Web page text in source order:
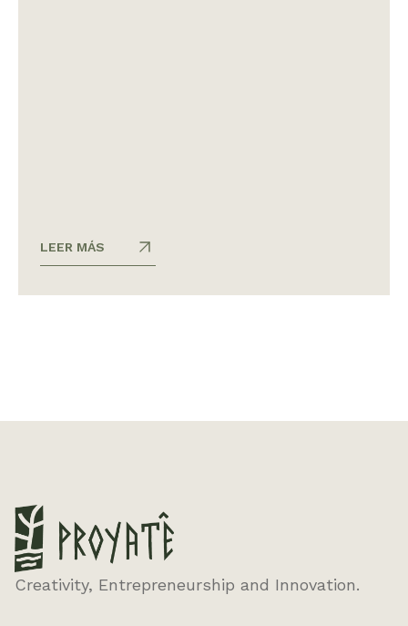
LEER MÁS
Creativity, Entrepreneurship and Innovation.